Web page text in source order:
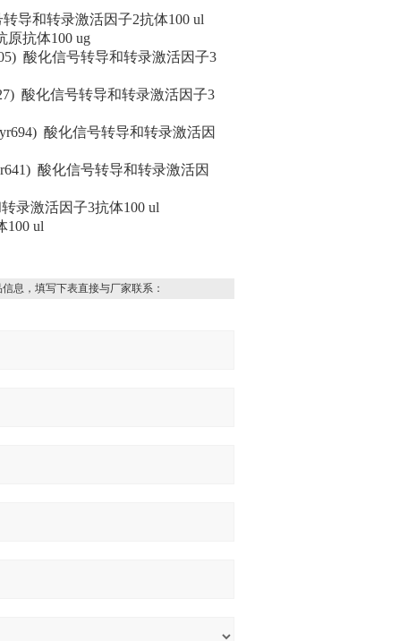
导和转录激活因子2抗体100 ul
原抗体100 ug
酸化信号转导和转录激活因子3
酸化信号转导和转录激活因子3
酸化信号转导和转录激活因
酸化信号转导和转录激活因
录激活因子3抗体100 ul
100 ul
息，填写下表直接与厂家联系：